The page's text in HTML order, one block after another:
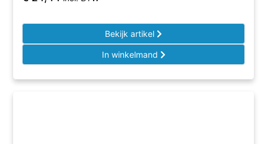
Bekijk artikel
In winkelmand